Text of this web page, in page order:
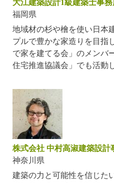
福岡県
地域材の杉や檜を使い日本
プルで豊かな家造りを目指
で家を建てる会」のメンバ
住宅推進協議会」でも活動
株式会社 中村高淑建築設計
神奈川県
建築の力と可能性を信じた